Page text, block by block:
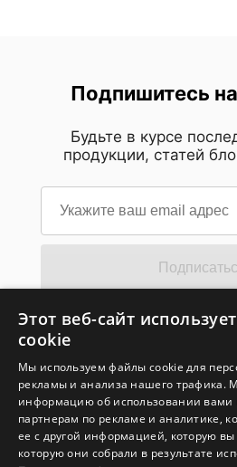
Подпишитесь
Будьте в курсе
продукции, статей
Подпишитесь на
MSI
Поставьте галочку, если хотите
последние новости и
даете согласие на обработку
данных компанией Micro-Star
отправки вам информации о
предстоящих мероприятиях.
можете отказаться от подписки
Этот веб-сайт
cookie
Мы используем файлы cookie для
рекламы и анализа нашего трафика.
информацию об использовании
партнерам по рекламе и аналитике,
ее с другой информацией, которую
которую они собрали в результате